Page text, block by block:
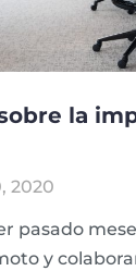
la
2020
pasado
y